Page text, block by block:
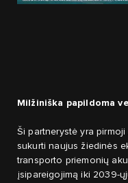
Milžiniška papildoma
Ši partnerystė yra
sukurti naujus žiedinės
transporto priemonių
įsipareigojimą iki 2039-